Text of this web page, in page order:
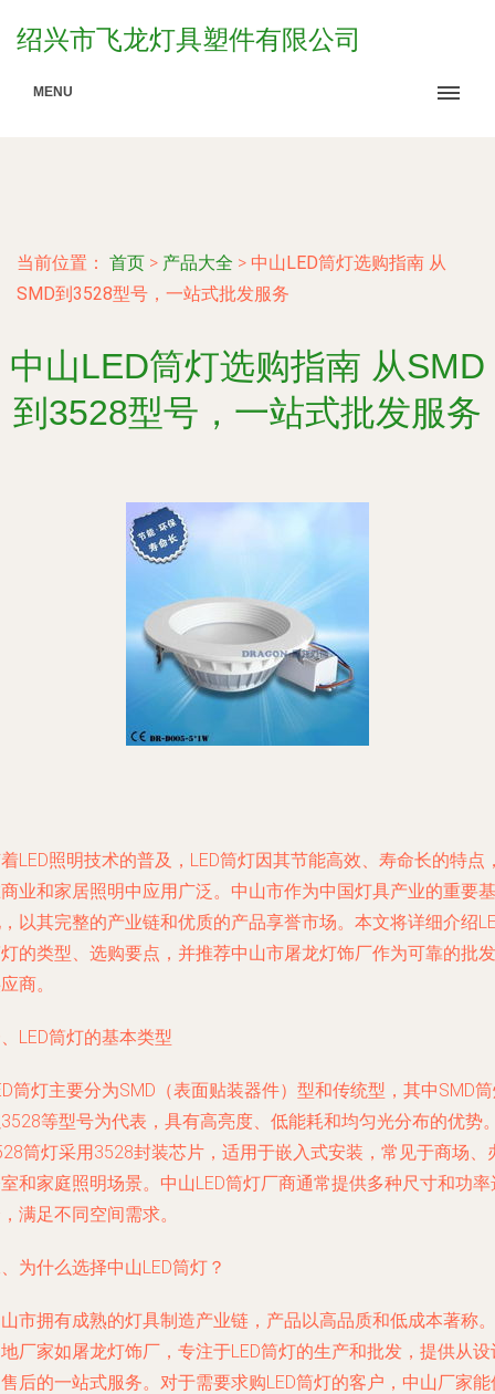
绍兴市飞龙灯具塑件有限公司
MENU
当前位置： 首页 > 产品大全 > 中山LED筒灯选购指南 从
SMD到3528型号，一站式批发服务
中山LED筒灯选购指南 从SMD
到3528型号，一站式批发服务
LED照明技术的普及，LED筒灯因其节能高效、寿命长的特点
业和家居照明中应用广泛。中山市作为中国灯具产业的重要基
以其完整的产业链和优质的产品享誉市场。本文将详细介绍
的类型、选购要点，并推荐中山市屠龙灯饰厂作为可靠的批发
商。
LED筒灯的基本类型
筒灯主要分为SMD（表面贴装器件）型和传统型，其中SMD
等型号为代表，具有高亮度、低能耗和均匀光分布的优势
筒灯采用3528封装芯片，适用于嵌入式安装，常见于商场、
和家庭照明场景。中山LED筒灯厂商通常提供多种尺寸和功率
满足不同空间需求。
为什么选择中山LED筒灯？
市拥有成熟的灯具制造产业链，产品以高品质和低成本著称。
厂家如屠龙灯饰厂，专注于LED筒灯的生产和批发，提供从设
后的一站式服务。对于需要求购LED筒灯的客户，中山厂家能